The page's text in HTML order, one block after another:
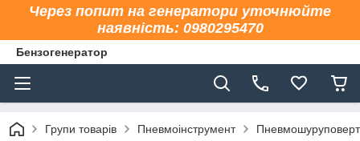
Через попит на генератори уточнюйте
наявність: 0980295470
Бензогенератор
Групи товарів Пневмоінструмент